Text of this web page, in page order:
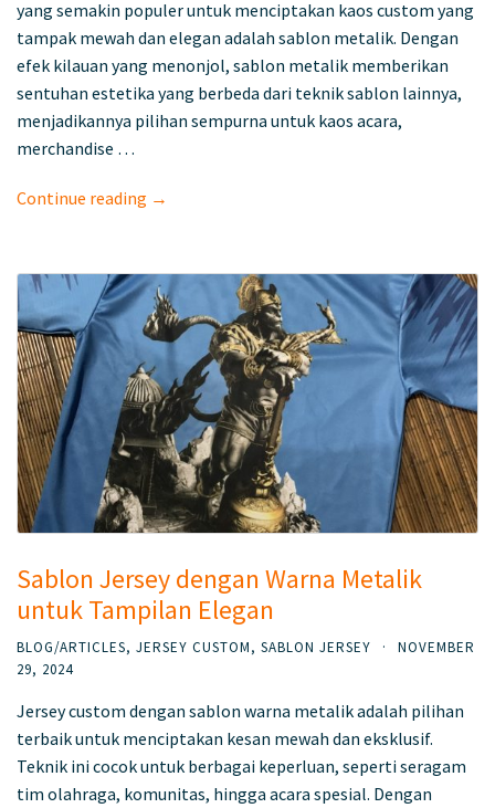
yang semakin populer untuk menciptakan kaos custom yang
tampak mewah dan elegan adalah sablon metalik. Dengan
efek kilauan yang menonjol, sablon metalik memberikan
sentuhan estetika yang berbeda dari teknik sablon lainnya,
menjadikannya pilihan sempurna untuk kaos acara,
merchandise …
Continue reading →
Sablon Jersey dengan Warna Metalik
untuk Tampilan Elegan
BLOG/ARTICLES, JERSEY CUSTOM, SABLON JERSEY ·
NOVEMBER
29, 2024
Jersey custom dengan sablon warna metalik adalah pilihan
terbaik untuk menciptakan kesan mewah dan eksklusif.
Teknik ini cocok untuk berbagai keperluan, seperti seragam
tim olahraga, komunitas, hingga acara spesial. Dengan